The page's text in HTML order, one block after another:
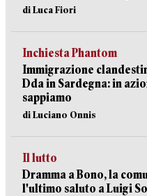
di Luca Fiori
Inchiesta Phantom
Immigrazione
Dda in Sardegna: in
sappiamo
di Luciano Onnis
Il lutto
Dramma a Bono, la
l'ultimo saluto a Luigi